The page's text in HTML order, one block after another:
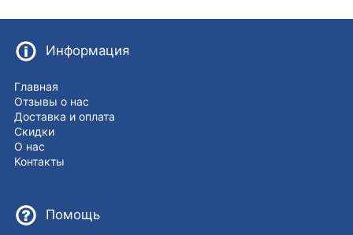
Информация
Главная
Отзывы о нас
Доставка и оплата
Скидки
О нас
Контакты
Помощь